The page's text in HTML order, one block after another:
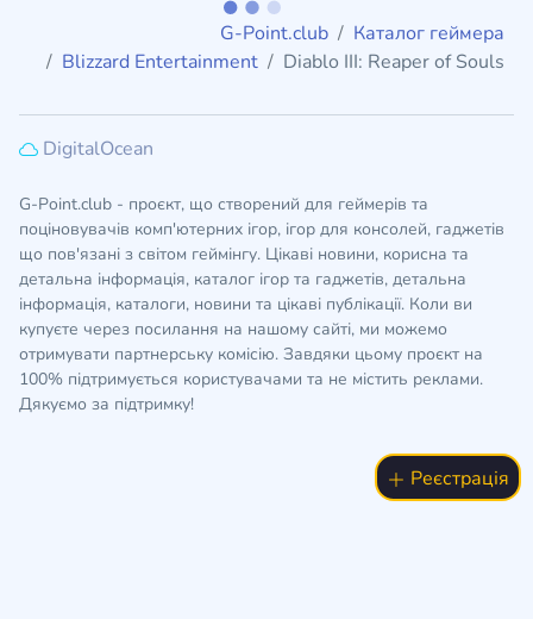
G-Point.club
Каталог геймера
Blizzard Entertainment
Diablo III: Reaper of Souls
DigitalOcean
G-Point.club - проєкт, що створений для геймерів та
поціновувачів комп'ютерних ігор, ігор для консолей, гаджетів
що пов'язані з світом геймінгу. Цікаві новини, корисна та
детальна інформація, каталог ігор та гаджетів, детальна
інформація, каталоги, новини та цікаві публікації. Коли ви
купуєте через посилання на нашому сайті, ми можемо
отримувати партнерську комісію. Завдяки цьому проєкт на
100% підтримується користувачами та не містить реклами.
Дякуємо за підтримку!
Реєстрація